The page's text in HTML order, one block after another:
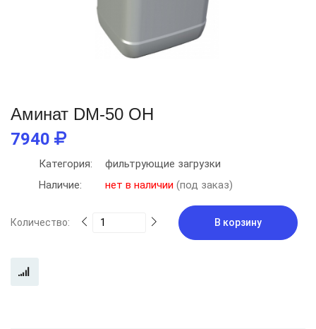
Аминат DM-50 ОН
7940
Категория:
фильтрующие загрузки
Наличие:
нет в наличии (под заказ)
Количество: В корзину